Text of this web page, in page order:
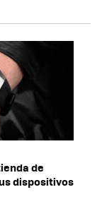
de
dispositivos